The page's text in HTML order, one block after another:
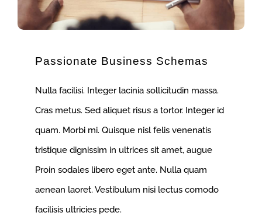
Passionate Business Schemas
Nulla facilisi. Integer lacinia sollicitudin massa.
Cras metus. Sed aliquet risus a tortor. Integer id
quam. Morbi mi. Quisque nisl felis venenatis
tristique dignissim in ultrices sit amet, augue
Proin sodales libero eget ante. Nulla quam
aenean laoret. Vestibulum nisi lectus comodo
facilisis ultricies pede.